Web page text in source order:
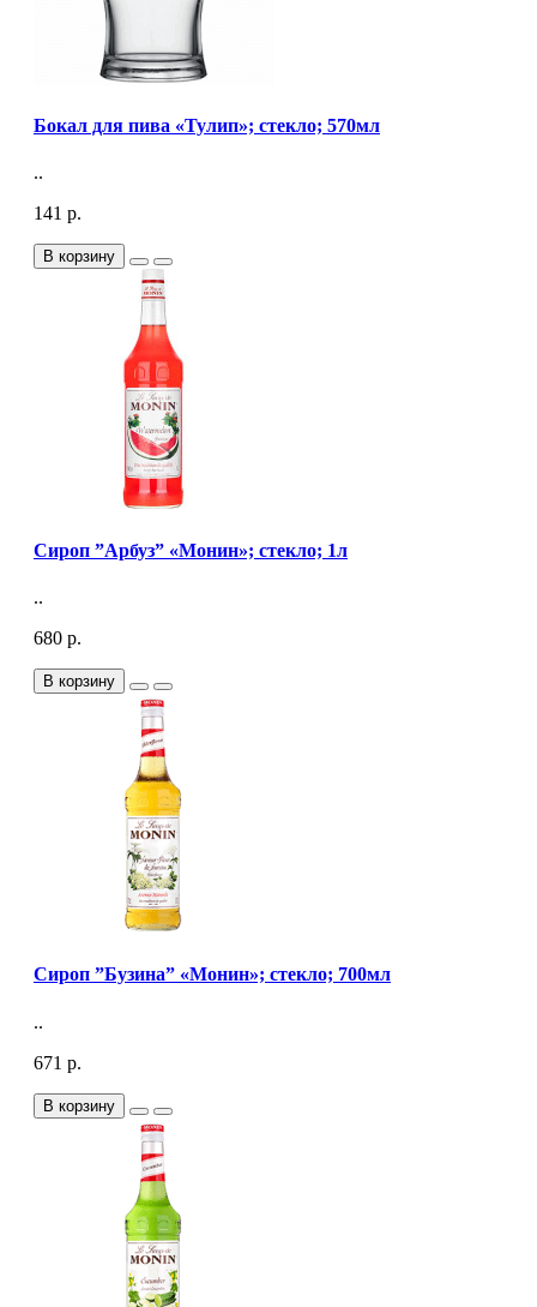
Бокал для пива «Тулип»; стекло; 570мл
..
141 р.
В корзину
Сироп ”Арбуз” «Монин»; стекло; 1л
..
680 р.
В корзину
Сироп ”Бузина” «Монин»; стекло; 700мл
..
671 р.
В корзину